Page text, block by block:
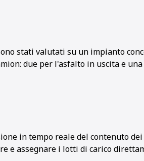
stati valutati su un impianto
due per l'asfalto in uscita e
in tempo reale del contenuto
e assegnare i lotti di carico